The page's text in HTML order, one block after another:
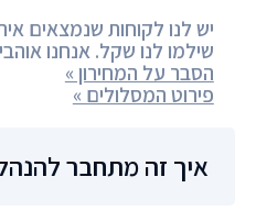
יש לנו לקוחות שנמצאים
שילמו לנו שקל. אנחנו
הסבר על המחירון »
פירוט המסלולים »
איך זה מתחבר